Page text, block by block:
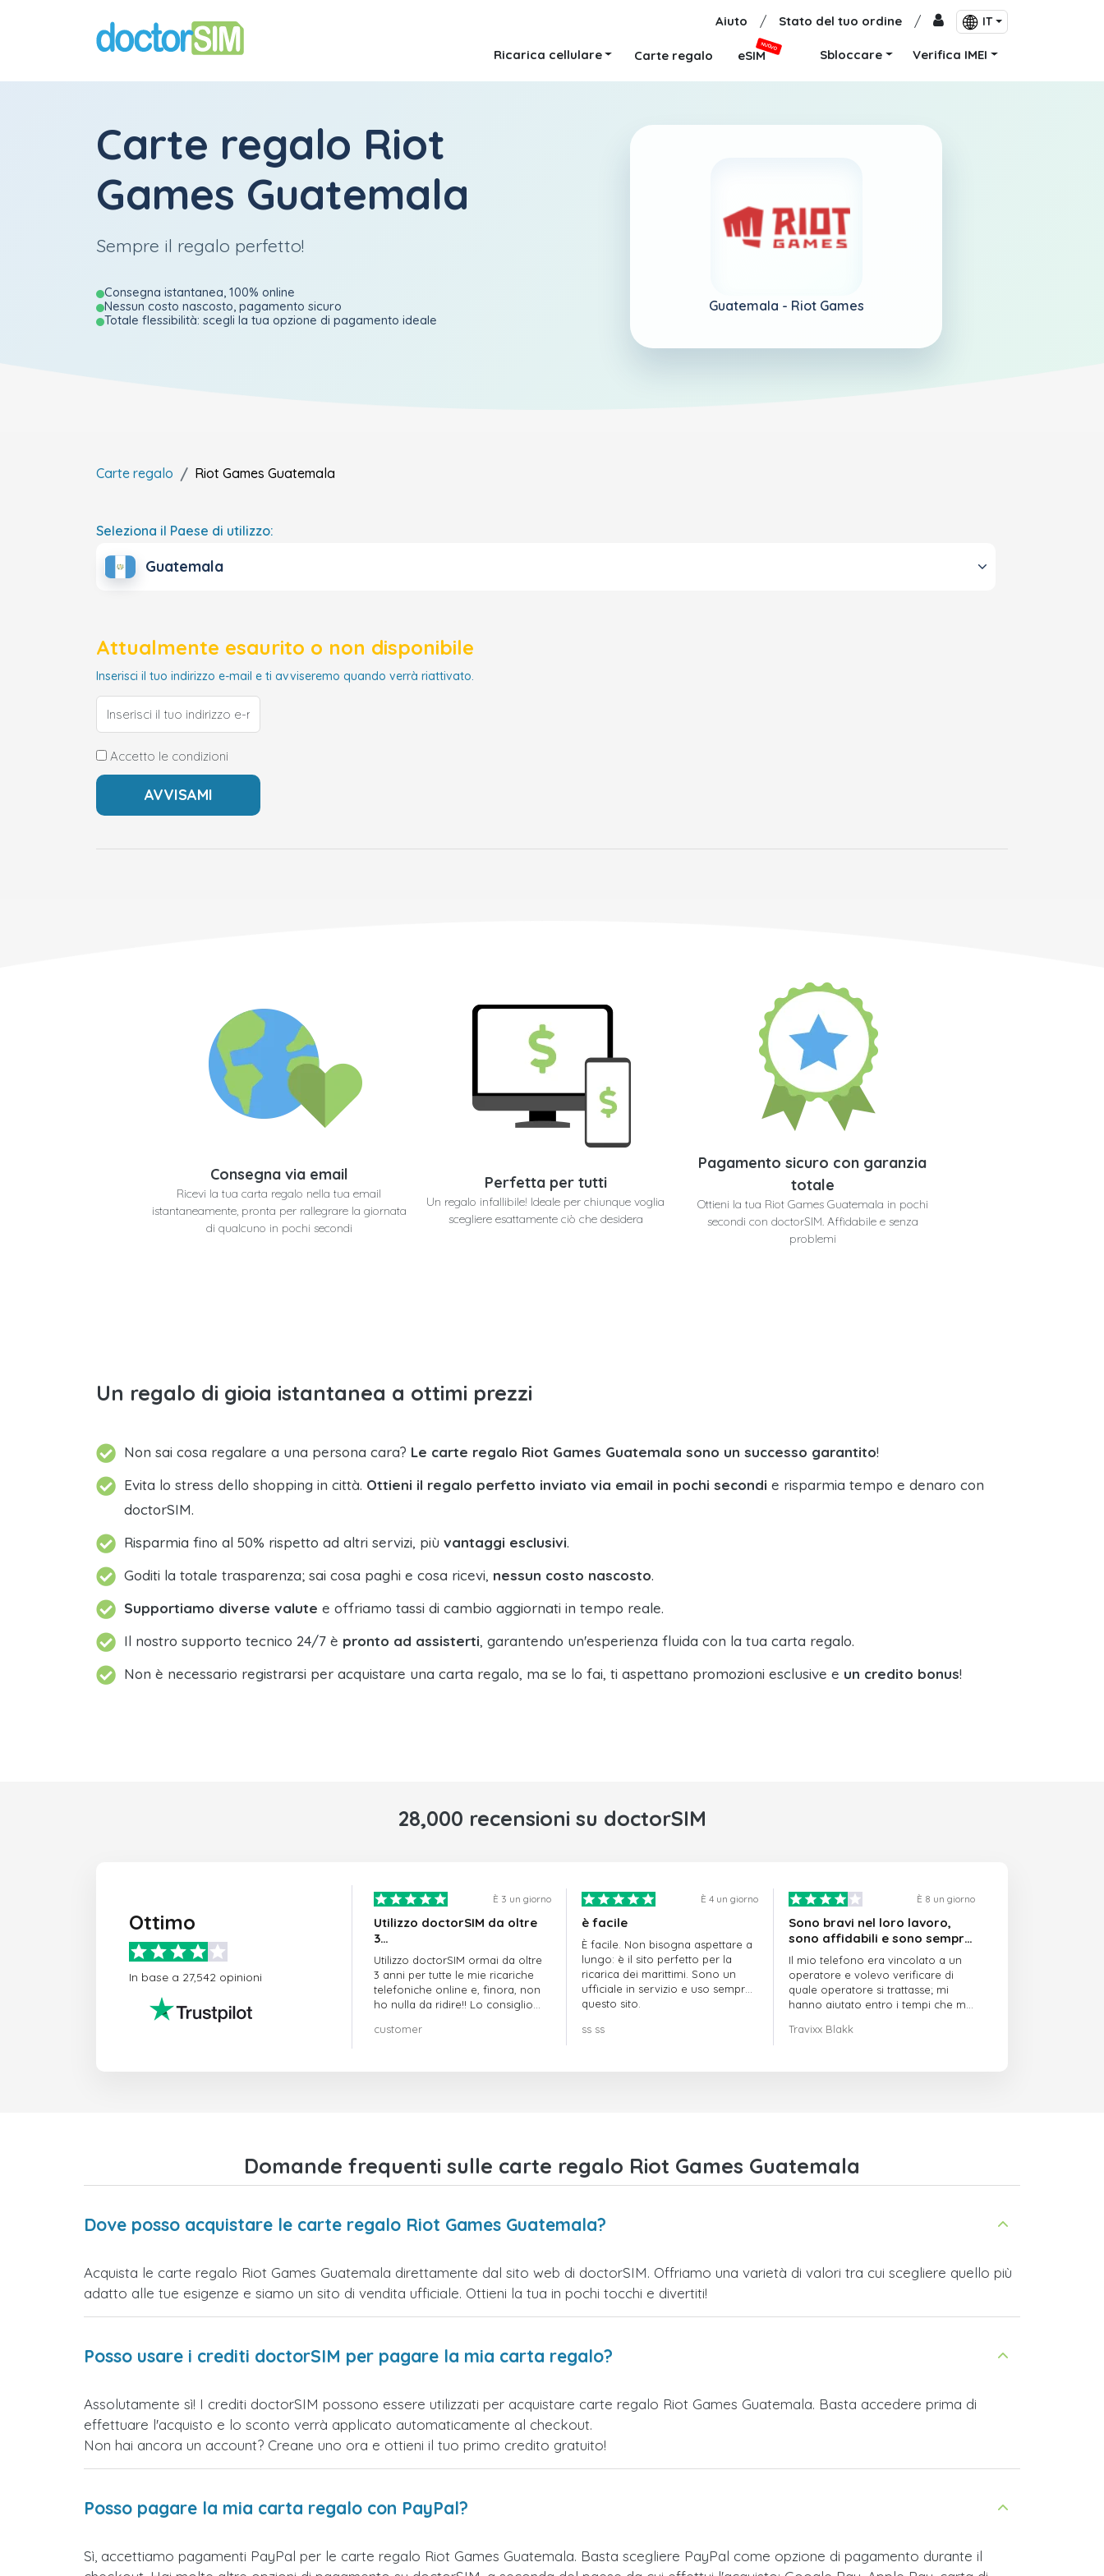
Aiuto / Stato del tuo ordine / IT
Ricarica cellulare Carte regalo eSIM
NUOVO
Sbloccare Verifica IMEI
Carte regalo Riot
Games Guatemala
Sempre il regalo perfetto!
Consegna istantanea, 100% online
Nessun costo nascosto, pagamento sicuro
Totale flessibilità: scegli la tua opzione di pagamento ideale
Guatemala - Riot Games
Carte regalo Riot Games Guatemala
Seleziona il Paese di utilizzo:
Guatemala
Attualmente esaurito o non disponibile
Inserisci il tuo indirizzo e-mail e ti avviseremo quando verrà riattivato.
Accetto le condizioni
Consegna via email
Ricevi la tua carta regalo nella tua email
istantaneamente, pronta per rallegrare la giornata
di qualcuno in pochi secondi
Perfetta per tutti
Un regalo infallibile! Ideale per chiunque voglia
scegliere esattamente ciò che desidera
Pagamento sicuro con garanzia
totale
Ottieni la tua Riot Games Guatemala in pochi
secondi con doctorSIM. Affidabile e senza
problemi
Un regalo di gioia istantanea a ottimi prezzi
Non sai cosa regalare a una persona cara? Le carte regalo Riot Games Guatemala sono un successo garantito!
Evita lo stress dello shopping in città. Ottieni il regalo perfetto inviato via email in pochi secondi e risparmia tempo e denaro con
doctorSIM.
Risparmia fino al 50% rispetto ad altri servizi, più vantaggi esclusivi.
Goditi la totale trasparenza; sai cosa paghi e cosa ricevi, nessun costo nascosto.
Supportiamo diverse valute e offriamo tassi di cambio aggiornati in tempo reale.
Il nostro supporto tecnico 24/7 è pronto ad assisterti, garantendo un'esperienza fluida con la tua carta regalo.
Non è necessario registrarsi per acquistare una carta regalo, ma se lo fai, ti aspettano promozioni esclusive e un credito bonus!
28,000 recensioni su doctorSIM
Ottimo
In base a 27,542 opinioni
È 3 un giorno
Utilizzo doctorSIM da oltre
3…
Utilizzo doctorSIM ormai da oltre
3 anni per tutte le mie ricariche
telefoniche online e, finora, non
ho nulla da ridire!! Lo consiglio
customer
È 4 un giorno
è facile
È facile. Non bisogna aspettare a
lungo: è il sito perfetto per la
ricarica dei marittimi. Sono un
ufficiale in servizio e uso sempre
questo sito.
ss ss
È 8 un giorno
Sono bravi nel loro lavoro,
sono affidabili e sono sempre
puntuali
Il mio telefono era vincolato a un
operatore e volevo verificare di
quale operatore si trattasse; mi
hanno aiutato entro i tempi che mi
Travixx Blakk
Domande frequenti sulle carte regalo Riot Games Guatemala
Dove posso acquistare le carte regalo Riot Games Guatemala?
Acquista le carte regalo Riot Games Guatemala direttamente dal sito web di doctorSIM. Offriamo una varietà di valori tra cui scegliere quello più
adatto alle tue esigenze e siamo un sito di vendita ufficiale. Ottieni la tua in pochi tocchi e divertiti!
Posso usare i crediti doctorSIM per pagare la mia carta regalo?
Assolutamente sì! I crediti doctorSIM possono essere utilizzati per acquistare carte regalo Riot Games Guatemala. Basta accedere prima di
effettuare l'acquisto e lo sconto verrà applicato automaticamente al checkout.
Non hai ancora un account? Creane uno ora e ottieni il tuo primo credito gratuito!
Posso pagare la mia carta regalo con PayPal?
Sì, accettiamo pagamenti PayPal per le carte regalo Riot Games Guatemala. Basta scegliere PayPal come opzione di pagamento durante il